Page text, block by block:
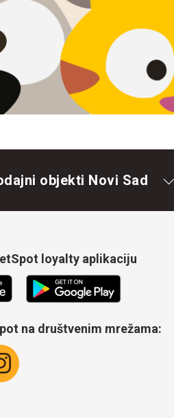
objekti Novi Sad
loyalty aplikaciju
na društvenim mrežama: